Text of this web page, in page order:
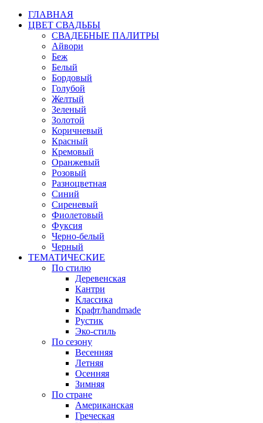
ГЛАВНАЯ
ЦВЕТ СВАДЬБЫ
СВАДЕБНЫЕ ПАЛИТРЫ
Айвори
Беж
Белый
Бордовый
Голубой
Желтый
Зеленый
Золотой
Коричневый
Красный
Кремовый
Оранжевый
Розовый
Разноцветная
Синий
Сиреневый
Фиолетовый
Фуксия
Черно-белый
Черный
ТЕМАТИЧЕСКИЕ
По стилю
Деревенская
Кантри
Классика
Крафт/handmade
Рустик
Эко-стиль
По сезону
Весенняя
Летняя
Осенняя
Зимняя
По стране
Американская
Греческая